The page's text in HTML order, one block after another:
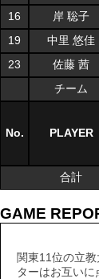
16
岸 聡子
19
中里 悠佳
23
佐藤 茜
チーム
No. PLAYER
合計
GAME
関東11位の立
ターはお互いに